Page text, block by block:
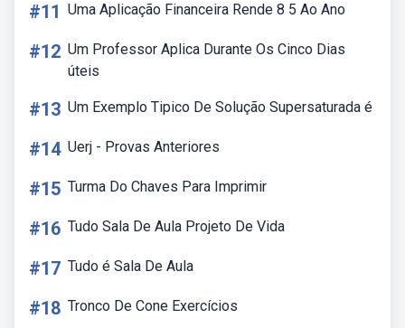
#11 Uma Aplicação Financeira Rende 8 5 Ao Ano
#12 Um Professor Aplica Durante Os Cinco Dias
úteis
#13 Um Exemplo Tipico De Solução Supersaturada é
#14 Uerj - Provas Anteriores
#15 Turma Do Chaves Para Imprimir
#16 Tudo Sala De Aula Projeto De Vida
#17 Tudo é Sala De Aula
#18 Tronco De Cone Exercícios